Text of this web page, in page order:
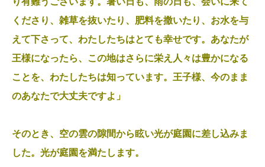
くださり、雑草を抜いたり、肥料を撒いたり、お水を与
えて下さって、わたしたちはとても幸せです。あなたが
王様になったら、この地はさらに栄え人々は豊かになる
ことを、わたしたちは知っています。王子様、今のまま
のあなたで大丈夫ですよ」
そのとき、空の雲の隙間から眩い光が庭園に差し込みま
した。光が庭園を満たします。